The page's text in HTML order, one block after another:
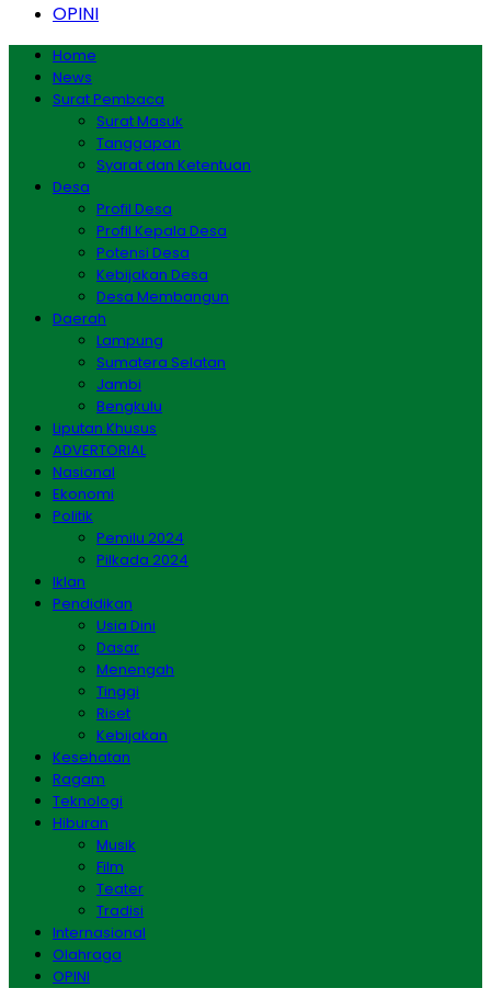
OPINI
Home
News
Surat Pembaca
Surat Masuk
Tanggapan
Syarat dan Ketentuan
Desa
Profil Desa
Profil Kepala Desa
Potensi Desa
Kebijakan Desa
Desa Membangun
Daerah
Lampung
Sumatera Selatan
Jambi
Bengkulu
Liputan Khusus
ADVERTORIAL
Nasional
Ekonomi
Politik
Pemilu 2024
Pilkada 2024
Iklan
Pendidikan
Usia Dini
Dasar
Menengah
Tinggi
Riset
Kebijakan
Kesehatan
Ragam
Teknologi
Hiburan
Musik
Film
Teater
Tradisi
Internasional
Olahraga
OPINI